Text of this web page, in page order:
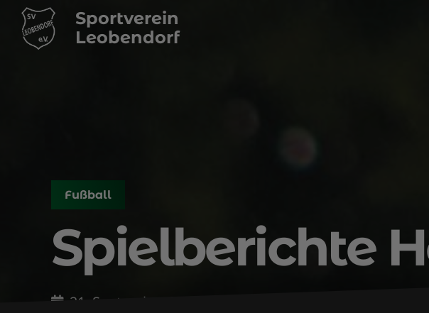
Sportverein
Leobendorf
Fußball
Spielberichte
21. September 2022, 10:10